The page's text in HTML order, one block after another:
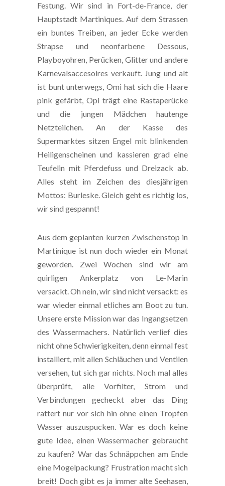
Festung. Wir sind in Fort-de-France, der
Hauptstadt Martiniques. Auf dem Strassen
ein buntes Treiben, an jeder Ecke werden
Strapse und neonfarbene Dessous,
Playboyohren, Perücken, Glitter und andere
Karnevalsaccesoires verkauft. Jung und alt
ist bunt unterwegs, Omi hat sich die Haare
pink gefärbt, Opi trägt eine Rastaperücke
und die jungen Mädchen hautenge
Netzteilchen. An der Kasse des
Supermarktes sitzen Engel mit blinkenden
Heiligenscheinen und kassieren grad eine
Teufelin mit Pferdefuss und Dreizack ab.
Alles steht im Zeichen des diesjährigen
Mottos: Burleske. Gleich geht es richtig los,
wir sind gespannt!
Aus dem geplanten kurzen Zwischenstop in
Martinique ist nun doch wieder ein Monat
geworden. Zwei Wochen sind wir am
quirligen Ankerplatz von Le-Marin
versackt. Oh nein, wir sind nicht versackt: es
war wieder einmal etliches am Boot zu tun.
Unsere erste Mission war das Ingangsetzen
des Wassermachers. Natürlich verlief dies
nicht ohne Schwierigkeiten, denn einmal fest
installiert, mit allen Schläuchen und Ventilen
versehen, tut sich gar nichts. Noch mal alles
überprüft, alle Vorfilter, Strom und
Verbindungen gecheckt aber das Ding
rattert nur vor sich hin ohne einen Tropfen
Wasser auszuspucken. War es doch keine
gute Idee, einen Wassermacher gebraucht
zu kaufen? War das Schnäppchen am Ende
eine Mogelpackung? Frustration macht sich
breit! Doch gibt es ja immer alte Seehasen,